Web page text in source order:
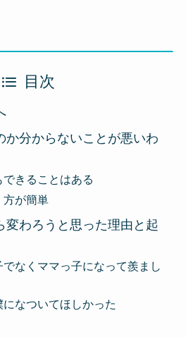
目次
か分からないことが悪いわ
きることはある
方が簡単
変わろうと思った理由と起
なくママっ子になって羨まし
なついてほしかった